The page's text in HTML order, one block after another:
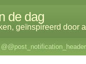
de dag
geïnspireerd door
@@post_notification_header